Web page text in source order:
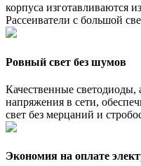
корпуса изготавливаются
Рассеиватели с большой
Ровный свет без шумов
Качественные светодиоды,
напряжения в сети,
свет без мерцаний и
Экономия на оплате